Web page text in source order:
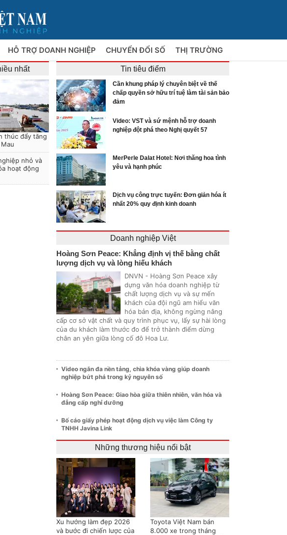
HỖ TRỢ DOANH NGHIỆP CHUYỂN ĐỔI SỐ THỊ TRƯỜNG
nhất
thúc đẩy tăng
nhỏ và
hoạt động
Tin tiêu điểm
Cần khung pháp lý chuyên biệt về thế
chấp quyền sở hữu trí tuệ làm tài sản bảo
đảm
Video: VST và sứ mệnh hỗ trợ doanh
nghiệp đột phá theo Nghị quyết 57
MerPerle Dalat Hotel: Nơi thăng hoa tình
yêu và hạnh phúc
Dịch vụ công trực tuyến: Đơn giản hóa ít
nhất 20% quy định kinh doanh
Doanh nghiệp Việt
Hoàng Sơn Peace: Khẳng định vị thế bằng chất
lượng dịch vụ và lòng hiếu khách
DNVN - Hoàng Sơn Peace xây
dựng văn hóa doanh nghiệp từ
chất lượng dịch vụ và sự mến
khách của đội ngũ am hiểu văn
hóa bản địa, không ngừng nâng
cấp cơ sở vật chất và quy trình phục vụ, lấy sự hài lòng
của du khách làm thước đo để trở thành điểm dừng
chân an yên giữa lòng cố đô Hoa Lư.
Video ngắn đa nền tảng, chìa khóa vàng giúp doanh
nghiệp bứt phá trong kỷ nguyên số
Hoàng Sơn Peace: Giao hòa giữa thiên nhiên, văn hóa và
đẳng cấp nghỉ dưỡng
Bố cáo giấy phép hoạt động dịch vụ việc làm Công ty
TNHH Javina Link
Những thương hiệu nổi bật
Xu hướng làm đẹp 2026
và bước đi chiến lược của
Toyota Việt Nam bán
8.000 xe trong tháng